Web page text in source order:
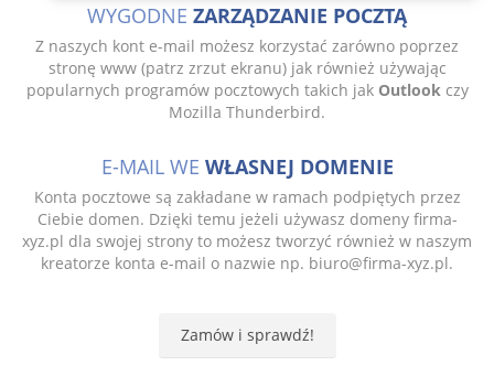
WYGODNE ZARZĄDZANIE POCZTĄ
Z naszych kont e-mail możesz korzystać zarówno poprzez
stronę www (patrz zrzut ekranu) jak również używając
popularnych programów pocztowych takich jak Outlook czy
Mozilla Thunderbird.
E-MAIL WE WŁASNEJ DOMENIE
Konta pocztowe są zakładane w ramach podpiętych przez
Ciebie domen. Dzięki temu jeżeli używasz domeny firma-
xyz.pl dla swojej strony to możesz tworzyć również w naszym
kreatorze konta e-mail o nazwie np. biuro@firma-xyz.pl.
Zamów i sprawdź!